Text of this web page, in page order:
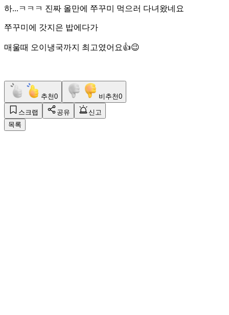
하...ㅋㅋㅋ 진짜 올만에 쭈꾸미 먹으러 다녀왔네요
쭈꾸미에 갓지은 밥에다가
매울때 오이냉국까지 최고였어요👍😉
추천0 비추천0
스크랩 공유
신고
목록